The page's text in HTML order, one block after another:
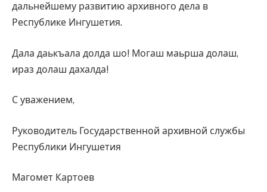
дальнейшему развитию архивного дела в
Республике Ингушетия.
Дала даькъала долда шо! Могаш маьрша долаш,
ираз долаш дахалда!
С уважением,
Руководитель Государственной архивной службы
Республики Ингушетия
Магомет Картоев